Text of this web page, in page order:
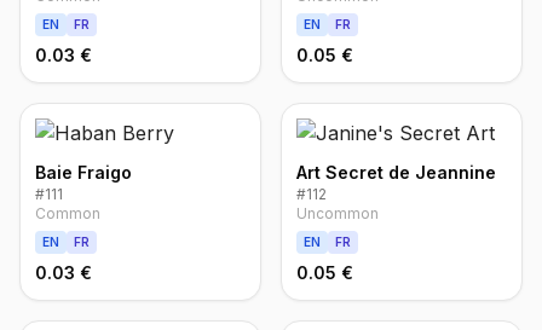
EN FR
0.03 €
EN FR
0.05 €
Baie Fraigo
#111
Common
EN FR
0.03 €
Art Secret de Jeannine
#112
Uncommon
EN FR
0.05 €